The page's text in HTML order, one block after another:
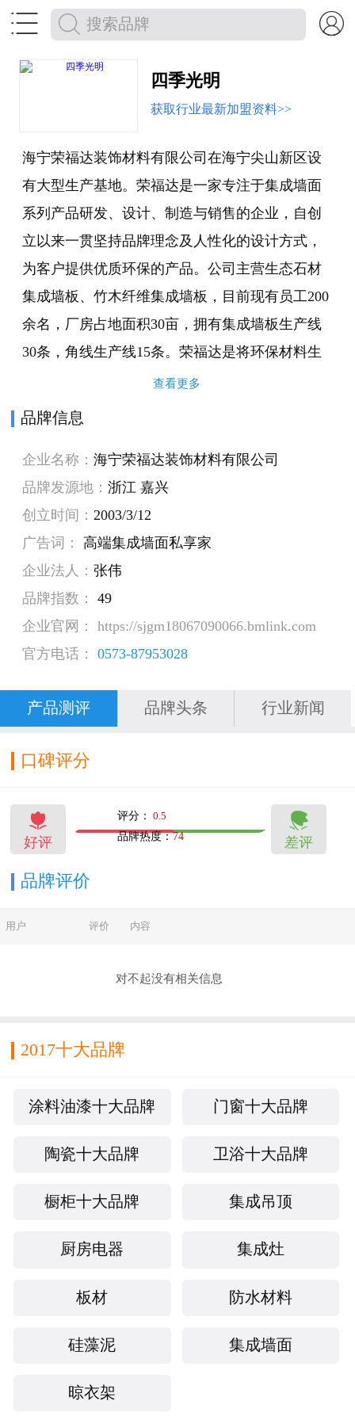
 
四季光明
获取行业最新加盟资料>>
海宁荣福达装饰材料有限公司在海宁尖山新区设
有大型生产基地。荣福达是一家专注于集成墙面
系列产品研发、设计、制造与销售的企业，自创
立以来一贯坚持品牌理念及人性化的设计方式，
为客户提供优质环保的产品。公司主营生态石材
集成墙板、竹木纤维集成墙板，目前现有员工200
余名，厂房占地面积30亩，拥有集成墙板生产线
30条，角线生产线15条。荣福达是将环保材料生
态石材与高分子膜，采用先进的生产工艺，一次
性热压贴合技术成型，拥有大理石纹、实木纹、
防水防潮，时尚美观等特点，广泛运用于家庭、
医院、学校、行政楼、办公室、酒店、KTV等场
所的装饰工程。公司一贯坚持“质量靠前、客户至
上”的宗旨，高质量的产品，良好的信誉，优质的
服务，竭诚与广大商家双赢合作，共同发展，共
创辉煌！
查看更多
品牌信息
企业名称： 海宁荣福达装饰材料有限公司
品牌发源地： 浙江 嘉兴
创立时间： 2003/3/12
广告词： 高端集成墙面私享家
企业法人： 张伟
品牌指数： 49
企业官网： https://sjgm18067090066.bmlink.com
官方电话： 0573-87953028
产品测评 品牌头条 行业新闻
口碑评分

好评

差评
评分： 0.5
品牌热度：74
品牌评价
用户 评价 内容
对不起没有相关信息
2017十大品牌
涂料油漆十大品牌 门窗十大品牌
陶瓷十大品牌 卫浴十大品牌
橱柜十大品牌 集成吊顶
厨房电器 集成灶
板材 防水材料
硅藻泥 集成墙面
晾衣架